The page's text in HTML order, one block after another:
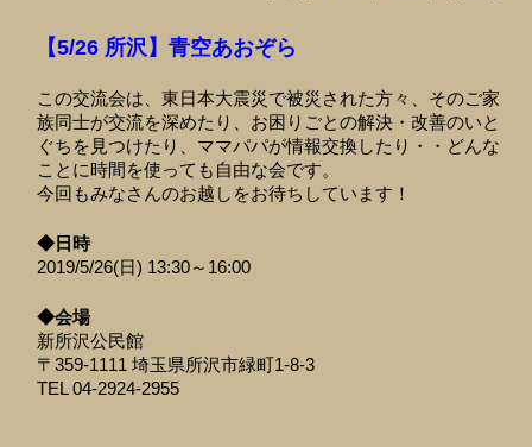
【5/26 所沢】青空あおぞら
この交流会は、東日本大震災で被災された方々、そのご家
族同士が交流を深めたり、お困りごとの解決・改善のいと
ぐちを見つけたり、ママパパが情報交換したり・・どんな
ことに時間を使っても自由な会です。
今回もみなさんのお越しをお待ちしています！
◆日時
2019/5/26(日) 13:30～16:00
◆会場
新所沢公民館
〒359-1111 埼玉県所沢市緑町1-8-3
TEL 04-2924-2955